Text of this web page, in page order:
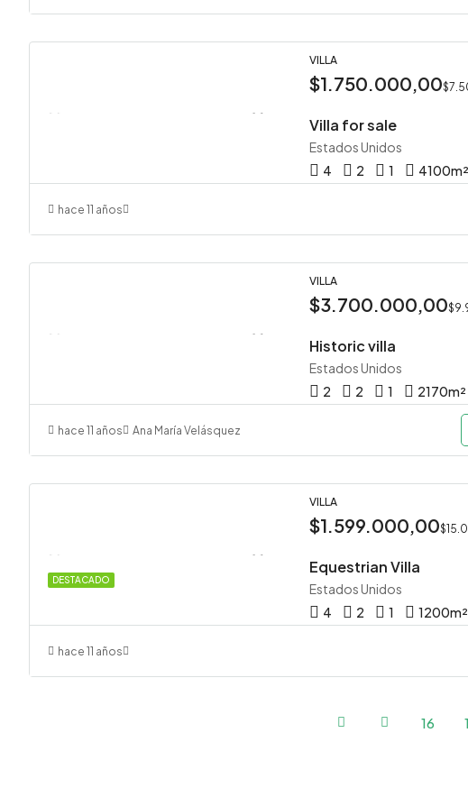
VILLA
$1.750.000,00
Villa for sale
Estados Unidos
4
2 1 4100m²
hace 11 años
VILLA
$3.700.000,00
Historic villa
Estados Unidos
2
2 1 2170m²
hace 11 años Ana María Velásquez
DESTACADO
VILLA
$1.599.000,00
Equestrian Villa
Estados Unidos
4
2 1 1200m²
hace 11 años
16